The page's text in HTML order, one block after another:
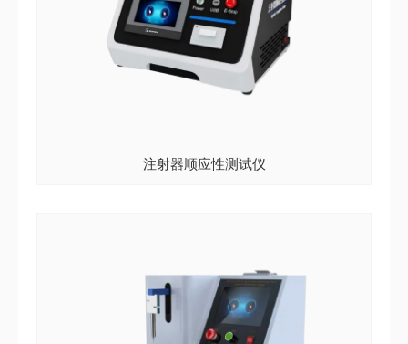
注射器顺应性测试仪